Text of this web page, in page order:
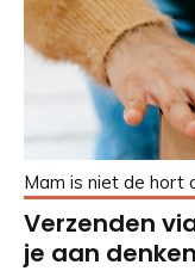
Mam is niet de hort
Verzenden
je aan denken